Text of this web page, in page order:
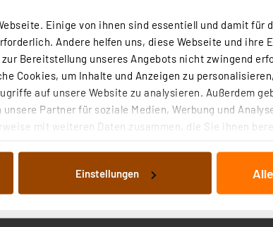
Einige von ihnen sind essentiell und damit für
Andere helfen uns, diese Webseite und ihre
Bereitstellung unseres Angebots nicht zwingend
Cookies, um Inhalte und Anzeigen zu
auf unsere Website zu analysieren. Außerdem
Partner für soziale Medien, Werbung und
mit weiteren Daten zusammen, die Sie ihnen
dargestellten bzw. die von Ihnen ausgewählten
der einzelnen Cookies nach Zweck und
Einstellungen
den Raum mit ihrem sehr homogenen,
dank Spezial-Montagerahmen in 5 min
Flure etc.
Abdeckung
Betrieb von 3 h)